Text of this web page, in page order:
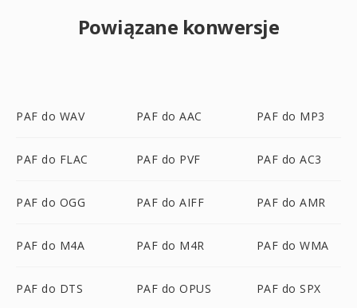
Powiązane konwersje
PAF do WAV PAF do AAC PAF do MP3
PAF do FLAC PAF do PVF PAF do AC3
PAF do OGG PAF do AIFF PAF do AMR
PAF do M4A PAF do M4R PAF do WMA
PAF do DTS PAF do OPUS PAF do SPX